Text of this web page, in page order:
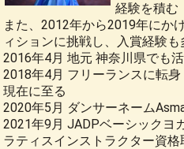
経験を積む
また、2012年から2019年にか
ィションに挑戦し、入賞経験も
2016年4月 地元 神奈川県でも
2018年4月 フリーランスに転
現在に至る
2020年5月 ダンサーネーム
2021年9月 JADPベーシックヨ
ラティスインストラクター資格